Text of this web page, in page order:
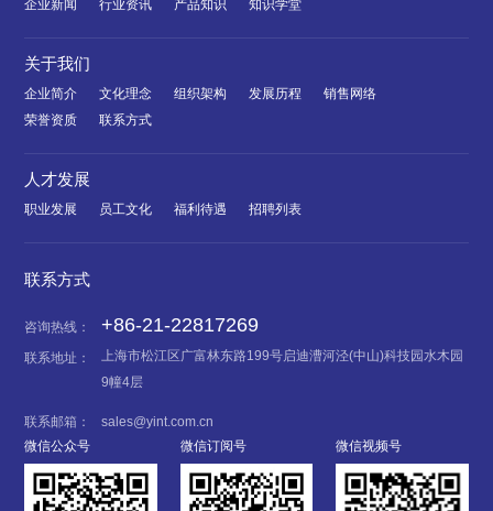
企业新闻 行业资讯 产品知识 知识学堂
关于我们
企业简介 文化理念 组织架构 发展历程
销售网络
荣誉资质
联系方式
人才发展
职业发展 员工文化 福利待遇 招聘列表
联系方式
咨询热线： +86-21-22817269
联系地址：
上海市松江区广富林东路199号启迪漕河泾(中山)科技园水木园
9幢4层
联系邮箱：
sales@yint.com.cn
微信公众号
微信订阅号 微信视频号